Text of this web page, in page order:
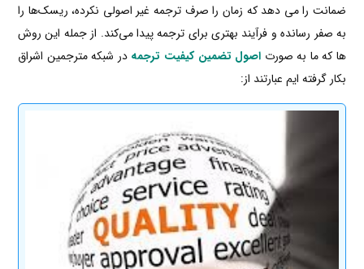
ضمانت را می دهد که زمان را صرف ترجمه غیر اصولی نکرده، ریسک‌ها را
به صفر رسانده و فرآیند بهتری برای ترجمه پیدا می‌کند. از جمله این روش
ها که ما به صورت اصول تضمین کیفیت ترجمهدر شبکه مترجمین اشراق
بکار گرفته ایم عبارتند از: